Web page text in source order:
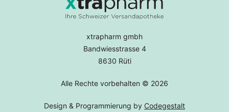
xtrapharm gmbh
Bandwiesstrasse 4
8630 Rüti
Alle Rechte vorbehalten © 2026
Design & Programmierung by Codegestalt